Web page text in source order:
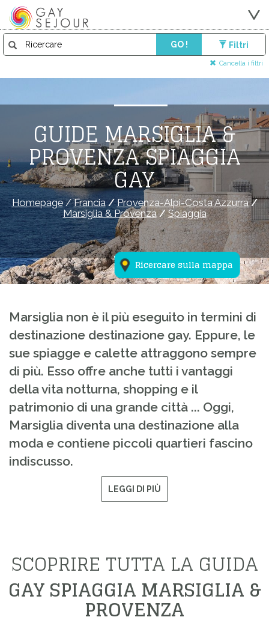
GO ! Filtri
Cancella i filtri
Ricercare sulla mappa
GUIDE MARSIGLIA &
PROVENZA SPIAGGIA
GAY
Homepage/Francia/Provenza-Alpi-Costa Azzurra/
Marsiglia & Provenza/Spiaggia
Marsiglia non è il più eseguito in termini di
destinazione destinazione gay. Eppure, le
sue spiagge e calette attraggono sempre
di più. Esso offre anche tutti i vantaggi
della vita notturna, shopping e il
patrimonio di una grande città ... Oggi,
Marsiglia diventa una destinazione alla
moda e contiene piccoli quartieri fascino
indiscusso.
LEGGI DI PIÙ
SCOPRIRE TUTTA LA GUIDA
GAY SPIAGGIA MARSIGLIA &
PROVENZA